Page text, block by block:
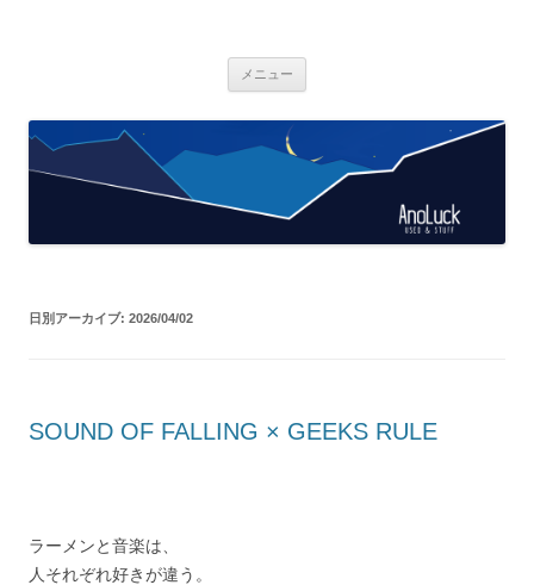
メニュー
ス
ッ
日別アーカイブ: 2026/04/02
SOUND OF FALLING × GEEKS RULE
ラーメンと音楽は、
人それぞれ好きが違う。